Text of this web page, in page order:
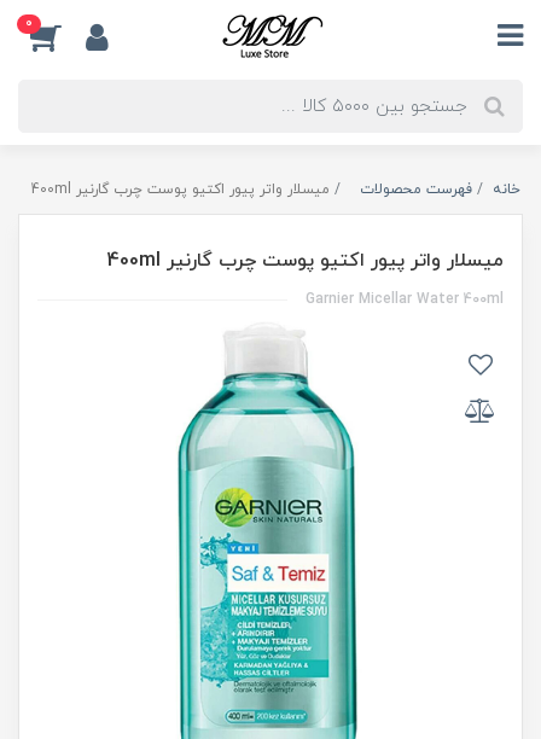
0
خانه فهرست محصولات میسلار واتر پیور اکتیو پوست چرب گارنیر 400ml
میسلار واتر پیور اکتیو پوست چرب گارنیر 400ml
Garnier Micellar Water 400ml